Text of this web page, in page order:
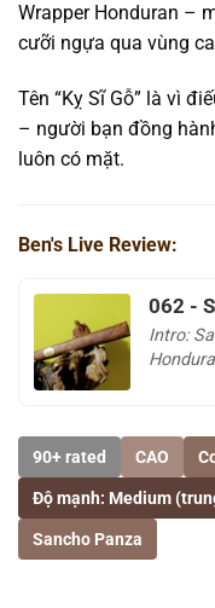
Wrapper Honduran –
cưỡi ngựa qua vùng
Tên “Kỵ Sĩ Gỗ” là vì
– người bạn đồng
luôn có mặt.
Ben's Live Review:
062 -
Intro:
90+ rated CAO
Độ mạnh: Medium
Sancho Panza